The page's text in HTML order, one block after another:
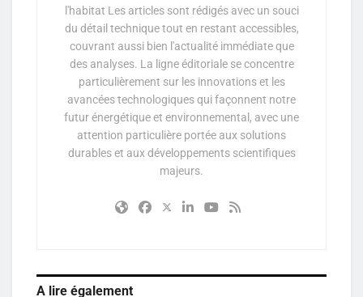
l'habitat Les articles sont rédigés avec un souci
du détail technique tout en restant accessibles,
couvrant aussi bien l'actualité immédiate que
des analyses. La ligne éditoriale se concentre
particulièrement sur les innovations et les
avancées technologiques qui façonnent notre
futur énergétique et environnemental, avec une
attention particulière portée aux solutions
durables et aux développements scientifiques
majeurs.
A lire également